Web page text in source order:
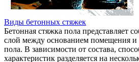
Виды бетонных стяжек
Бетонная стяжка пола представляет
слой между основанием помещения
пола. В зависимости от состава,
характеристик разделяется на